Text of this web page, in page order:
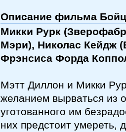
Описание фильма
Микки Рурк
Мэри), Николас Кейдж
Фрэнсиса Форда
Мэтт Диллон и Микки
желанием вырваться из
уготованного им
них предстоит умереть,